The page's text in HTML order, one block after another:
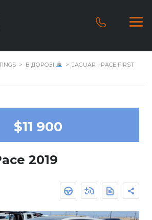
> В ДОРОЗІ > JAGUAR I-PACE FIRST
$11 900
2019